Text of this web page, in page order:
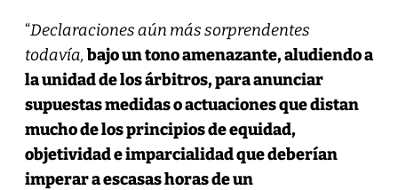
“Declaraciones aún más sorprendentes
todavía, bajo un tono amenazante, aludiendo a
la unidad de los árbitros, para anunciar
supuestas medidas o actuaciones que distan
mucho de los principios de equidad,
objetividad e imparcialidad que deberían
imperar a escasas horas de un